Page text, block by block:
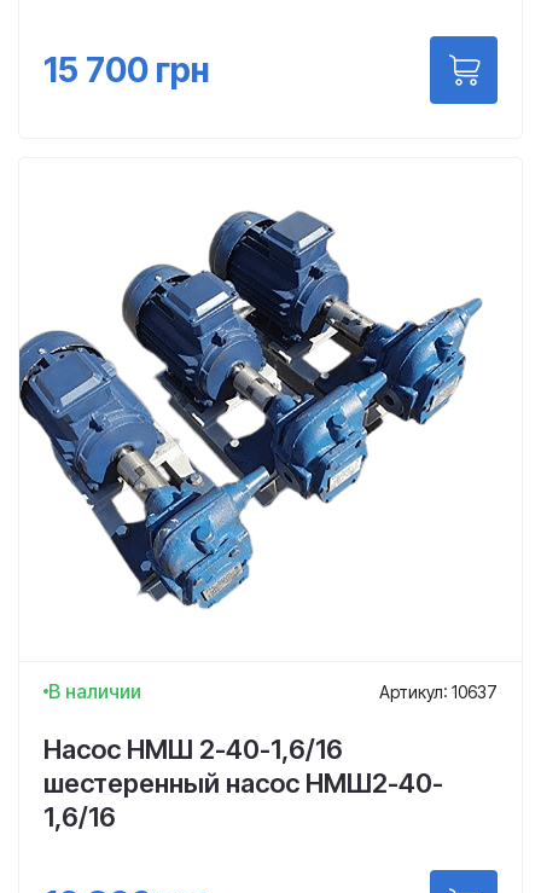
15 700 грн
В наличии Артикул: 10637
Насос НМШ 2-40-1,6/16
шестеренный насос НМШ2-40-
1,6/16